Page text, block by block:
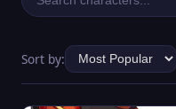
Sort by: